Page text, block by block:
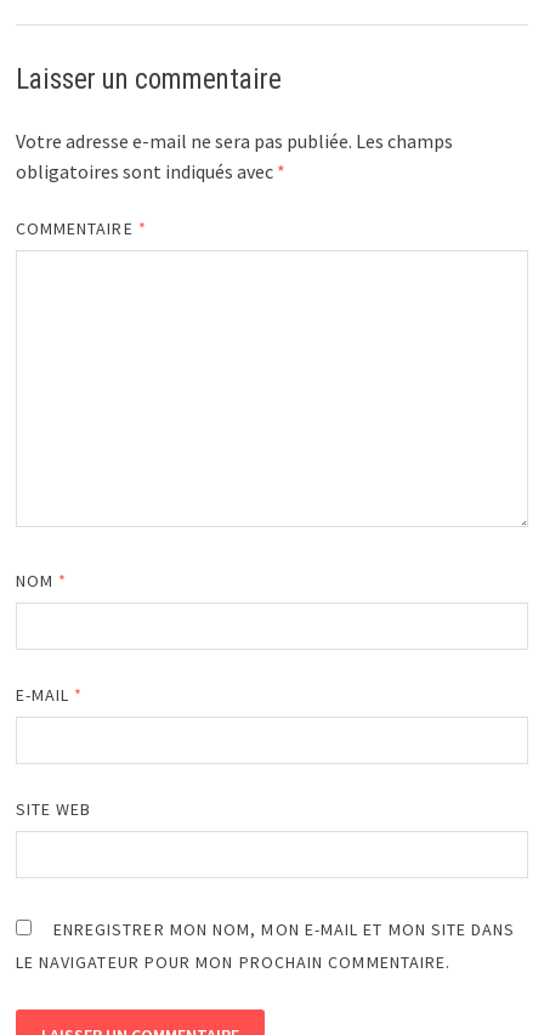
Laisser un commentaire
Votre adresse e-mail ne sera pas publiée. Les champs
obligatoires sont indiqués avec *
COMMENTAIRE *
NOM *
E-MAIL *
SITE WEB
ENREGISTRER MON NOM, MON E-MAIL ET MON SITE DANS
LE NAVIGATEUR POUR MON PROCHAIN COMMENTAIRE.